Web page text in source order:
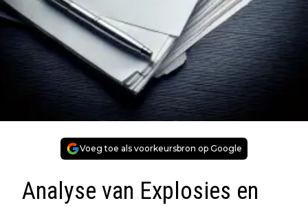
Voeg toe als voorkeursbron op Google
Analyse van Explosies en